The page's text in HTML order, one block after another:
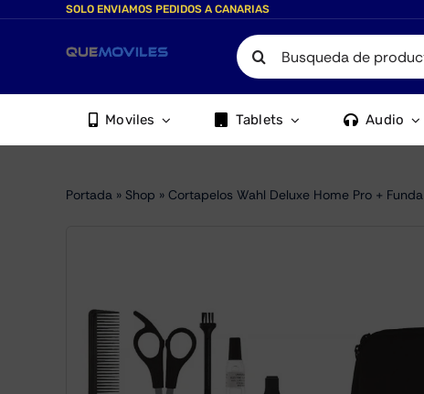
SOLO ENVIAMOS PEDIDOS A CANARIAS
Search
for:
Moviles Tablets Audio
Portada » Shop » Cortapelos Wahl Deluxe Home Pro + Funda